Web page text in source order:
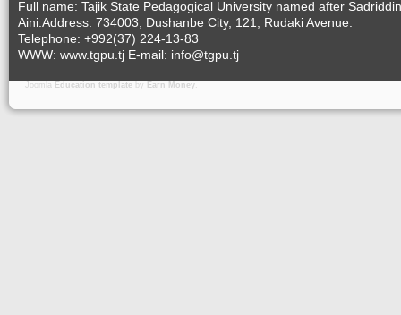
Full name: Tajik State Pedagogical University named after Sadriddin
Aini.Address: 734003, Dushanbe City, 121, Rudaki Avenue.
Telephone: +992(37) 224-13-83
WWW: www.tgpu.tj E-mail: info@tgpu.tj
Joomla Education template by Earn Money.